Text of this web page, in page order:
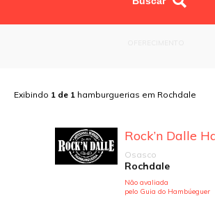
Exibindo 1 de 1 hamburguerias em Rochdale
Osasco
Rochdale
Não avaliada
pelo Guia do Hambúeguer